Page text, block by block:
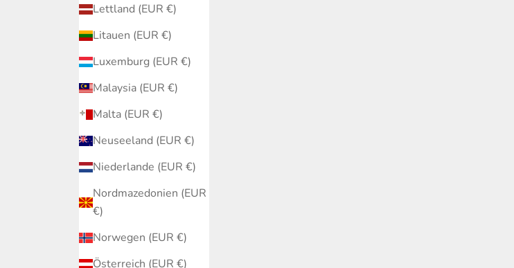
Lettland (EUR €)
Litauen (EUR €)
Luxemburg (EUR €)
Malaysia (EUR €)
Malta (EUR €)
Neuseeland (EUR €)
Niederlande (EUR €)
Nordmazedonien (EUR
€)
Norwegen (EUR €)
Österreich (EUR €)